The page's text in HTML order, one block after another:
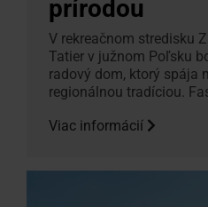
prírodou
V rekreačnom stredisku
Tatier v južnom Poľsku
radový dom, ktorý spája
regionálnou tradíciou.
Viac informácií